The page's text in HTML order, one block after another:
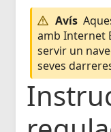
Avís
amb Internet
servir un
seves